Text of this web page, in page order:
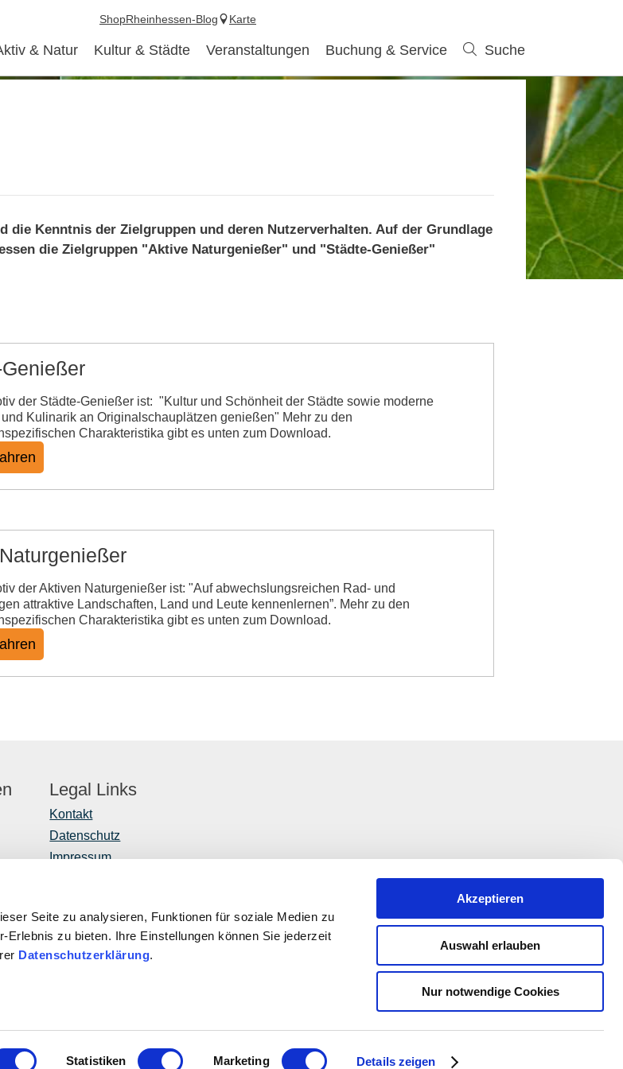
Seite zu analysieren, Funktionen für soziale Medien zu
Erlebnis zu bieten. Ihre Einstellungen können Sie jederzeit
Datenschutzerklärung.
Statistiken Marketing Details zeigen
Akzeptieren
Auswahl erlauben
Nur notwendige Cookies
& Natur Kultur & Städte Veranstaltungen Buchung & Service Suche
ShopRheinhessen-Blog Karte
die Kenntnis der Zielgruppen und deren Nutzerverhalten. Auf der Grundlage
die Zielgruppen "Aktive Naturgenießer" und "Städte-Genießer"
Genießer
der Städte-Genießer ist: "Kultur und Schönheit der Städte sowie moderne
und Kulinarik an Originalschauplätzen genießen" Mehr zu den
Charakteristika gibt es unten zum Download.
Naturgenießer
der Aktiven Naturgenießer ist: "Auf abwechslungsreichen Rad- und
attraktive Landschaften, Land und Leute kennenlernen”. Mehr zu den
Charakteristika gibt es unten zum Download.
Legal Links
Kontakt
Datenschutz
Impressum
Diese Publikation wird im Rahmen des Entwicklungsprogramms
Verkehr, Landwirtschaft und Weinbau Rheinland-Pfalz, gefördert